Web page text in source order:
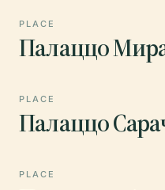
PLACE
Палаццо
PLACE
Палаццо
PLACE